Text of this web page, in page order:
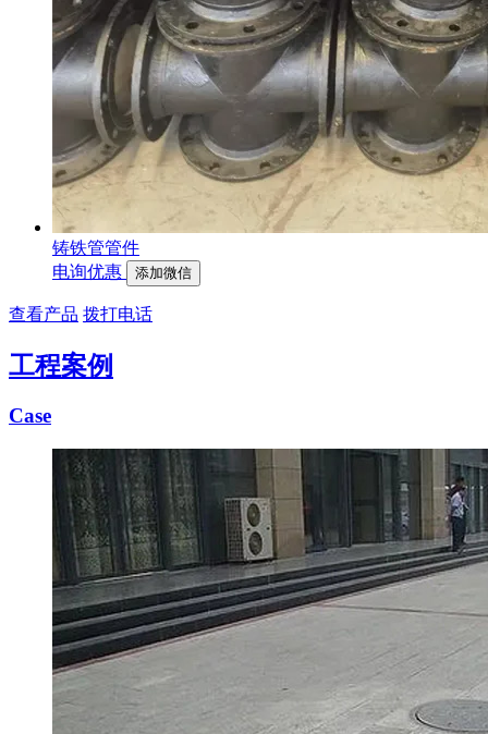
铸铁管管件
电询优惠
添加微信
查看产品 拨打电话
工程案例
Case